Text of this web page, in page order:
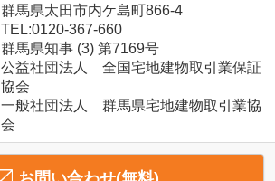
群馬県太田市内ケ島町866-4
TEL:0120-367-660
群馬県知事 (3) 第7169号
公益社団法人 全国宅地建物取引業保証
協会
一般社団法人 群馬県宅地建物取引業協
会